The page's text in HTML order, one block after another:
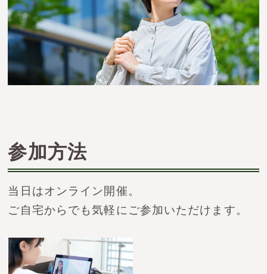
参加方法
当日はオンライン開催。
ご自宅からでも気軽にご参加いただけます。